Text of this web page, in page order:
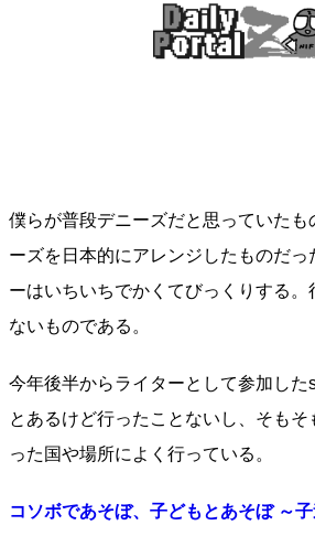
僕らが普段デニーズだと思っていたも
ーズを日本的にアレンジしたものだっ
ーはいちいちでかくてびっくりする。
ないものである。
今年後半からライターとして参加した
とあるけど行ったことないし、そも
った国や場所によく行っている。
コソボであそぼ、子どもとあそぼ ～